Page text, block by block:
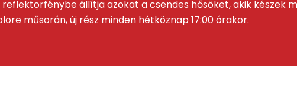
állítja azokat a csendes hősöket, akik készek
műsorán, új rész minden hétköznap 17:00 órakor.